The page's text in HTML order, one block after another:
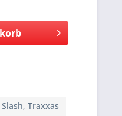
Traxxas